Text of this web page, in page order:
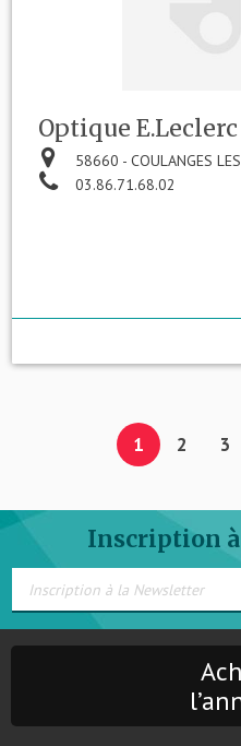
Optique E.Leclerc
58660 - COULANGES
03.86.71.68.02
1 2 3
Inscription